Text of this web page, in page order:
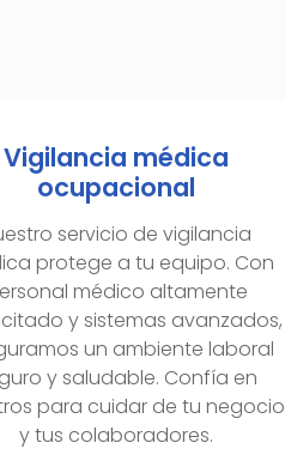
Vigilancia médica
ocupacional
servicio de vigilancia
protege a tu equipo. Con
médico altamente
y sistemas avanzados,
un ambiente laboral
y saludable. Confía en
para cuidar de tu negocio
y tus colaboradores.